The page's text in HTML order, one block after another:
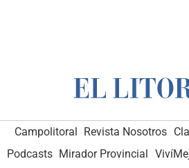
Campolitoral Revista Nosotros
Podcasts Mirador Provincial